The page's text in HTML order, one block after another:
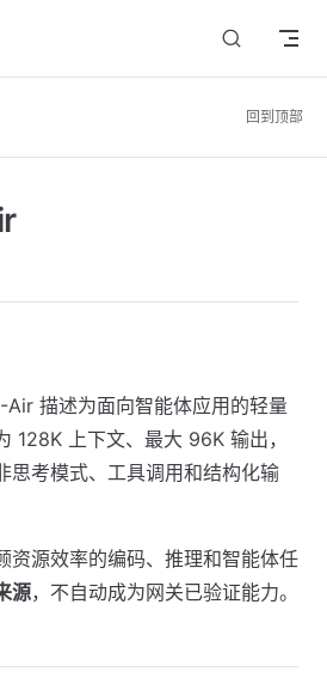
回到顶部
描述为面向智能体应用的轻量
128K 上下文、最大 96K 输出，
思考模式、工具调用和结构化输
资源效率的编码、推理和智能体任
源，不自动成为网关已验证能力。